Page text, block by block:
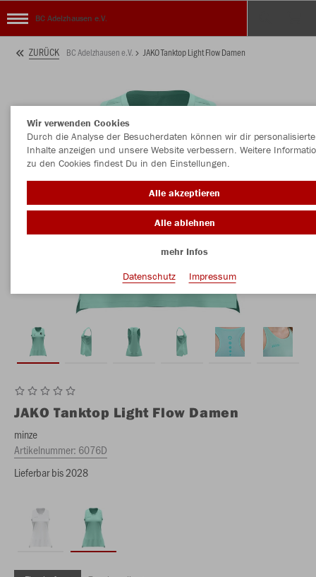
BC Adelzhausen e.V.
ZURÜCK BC Adelzhausen e.V. JAKO Tanktop Light Flow Damen
JAKO Tanktop Light Flow Damen
minze
Artikelnummer: 6076D
Lieferbar bis 2028
Wir verwenden Cookies
Durch die Analyse der Besucherdaten können wir dir personalisierte
Inhalte anzeigen und unsere Website verbessern. Weitere
zu den Cookies findest Du in den Einstellungen.
Alle akzeptieren
Alle ablehnen
mehr Infos
Datenschutz
Impressum